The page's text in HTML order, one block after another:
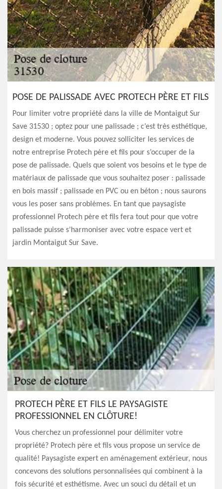
POSE DE PALISSADE AVEC PROTECH PÈRE ET FILS
Pour limiter votre propriété dans la ville de Montaigut Sur
Save 31530 ; optez pour une palissade ; c’est très esthétique,
design et moderne. Vous pouvez solliciter les services de
notre entreprise Protech père et fils pour s’occuper de la
pose de palissade. Quels que soient vos besoins et le type de
matériaux de palissade que vous souhaitez poser : palissade
en bois massif ; palissade en PVC ou en béton ; nous saurons
vous les poser sans problèmes. En tant que paysagiste
professionnel Protech père et fils fera tout pour que votre
palissade puisse s’harmoniser avec votre espace vert et
jardin Montaigut Sur Save.
PROTECH PÈRE ET FILS LE PAYSAGISTE
PROFESSIONNEL EN CLÔTURE!
Vous cherchez un professionnel pour délimiter votre
propriété? Protech père et fils vous propose un service de
qualité! Paysagiste expert en aménagement extérieur, nous
concevons des solutions personnalisées qui combinent à la
fois sécurité et esthétisme. Avec un souci du détail et un